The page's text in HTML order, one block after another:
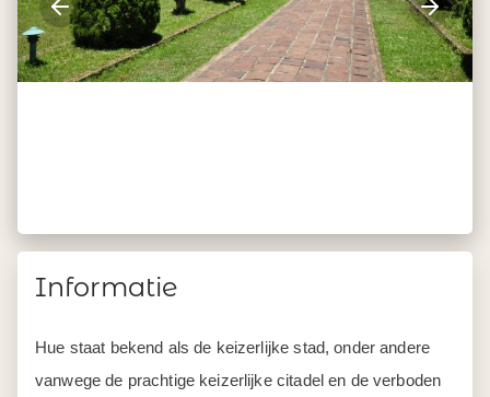
Informatie
Hue staat bekend als de keizerlijke stad, onder andere
vanwege de prachtige keizerlijke citadel en de verboden